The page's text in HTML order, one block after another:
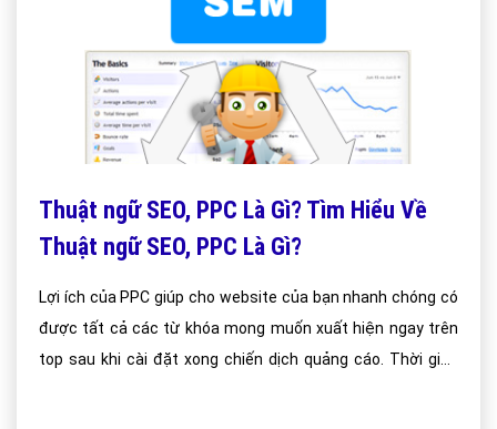
Thuật ngữ SEO, PPC Là Gì? Tìm Hiểu Về
Thuật ngữ SEO, PPC Là Gì?
Lợi ích của PPC giúp cho website của bạn nhanh chóng có
được tất cả các từ khóa mong muốn xuất hiện ngay trên
top sau khi cài đặt xong chiến dịch quảng cáo. Thời gian